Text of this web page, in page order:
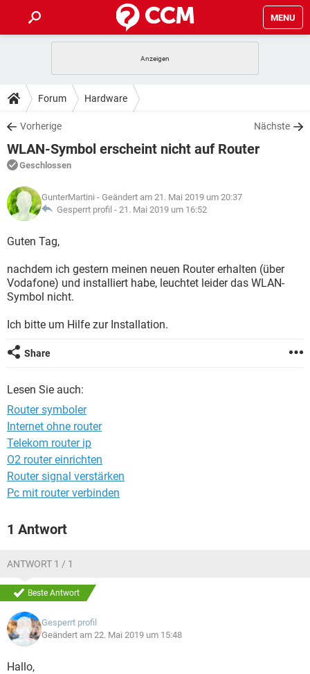
MENU
ANDROID
WINDOWS 10
WHATSAPP TIKTOK
FACEBOOK
TIPPS & TRICKS
SPIELE
WINDOWS 10
WHATSAPP
FACEBOOK HARDWARE
DOWNLOADS
SPIELE STREAMING
ANDROID
WINDOWS 10 INSTAGRAM
WHATSAPP
FACEBOOK
FORUM
SPIELE
ANDROID IOS
FACEBOOK HARDWARE
LEXIKON
SPIELE
ANDROID
WINDOWS 10 INSTAGRAM
WHATSAPP
Forum Hardware
Vorherige Nächste
WLAN-Symbol erscheint nicht auf Router
Geschlossen
GunterMartini - Geändert am 21. Mai 2019 um 20:37
Gesperrt profil - 21. Mai 2019 um 16:52
Guten Tag,
nachdem ich gestern meinen neuen Router erhalten (über
Vodafone) und installiert habe, leuchtet leider das WLAN-
Symbol nicht.
Ich bitte um Hilfe zur Installation.
Share
Lesen Sie auch:
Router symboler
Internet ohne router
Telekom router ip
O2 router einrichten
Router signal verstärken
Pc mit router verbinden
1 Antwort
ANTWORT 1 / 1
Beste Antwort
Gesperrt profil
Geändert am 22. Mai 2019 um 15:48
Hallo,